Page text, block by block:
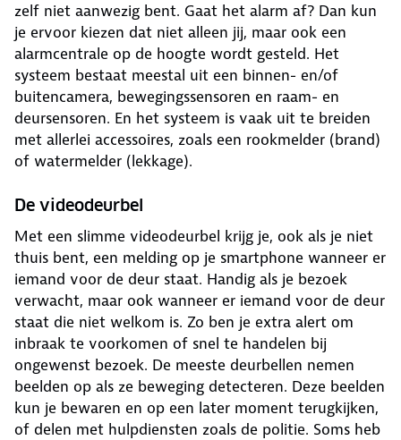
zelf niet aanwezig bent. Gaat het alarm af? Dan kun
je ervoor kiezen dat niet alleen jij, maar ook een
alarmcentrale op de hoogte wordt gesteld. Het
systeem bestaat meestal uit een binnen- en/of
buitencamera, bewegingssensoren en raam- en
deursensoren. En het systeem is vaak uit te breiden
met allerlei accessoires, zoals een rookmelder (brand)
of watermelder (lekkage).
De videodeurbel
Met een slimme videodeurbel krijg je, ook als je niet
thuis bent, een melding op je smartphone wanneer er
iemand voor de deur staat. Handig als je bezoek
verwacht, maar ook wanneer er iemand voor de deur
staat die niet welkom is. Zo ben je extra alert om
inbraak te voorkomen of snel te handelen bij
ongewenst bezoek. De meeste deurbellen nemen
beelden op als ze beweging detecteren. Deze beelden
kun je bewaren en op een later moment terugkijken,
of delen met hulpdiensten zoals de politie. Soms heb